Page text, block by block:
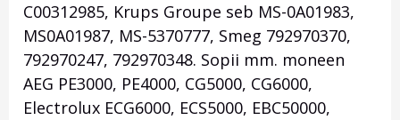
C00312985, Krups Groupe seb MS-0A01983,
MS0A01987, MS-5370777, Smeg 792970370,
792970247, 792970348. Sopii mm. moneen
AEG PE3000, PE4000, CG5000, CG6000,
Electrolux ECG6000, ECS5000, EBC50000,